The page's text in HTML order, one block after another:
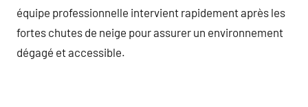
équipe professionnelle intervient rapidement après les
fortes chutes de neige pour assurer un environnement
dégagé et accessible.